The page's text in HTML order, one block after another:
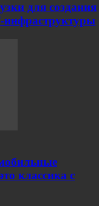
для создания
инфраструктуры
классика с